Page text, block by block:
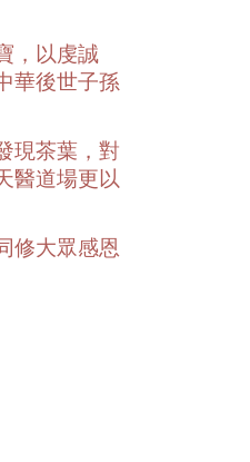
，以虔誠
華後世子孫
現茶葉，對
醫道場更以
修大眾感恩